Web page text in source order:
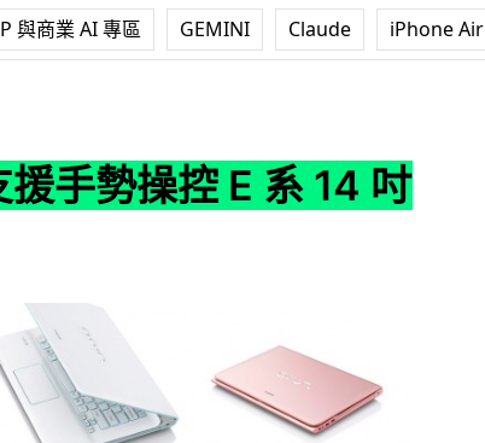
與商業 AI 專區 GEMINI Claude iPhone Air
手勢操控 E 系 14 吋